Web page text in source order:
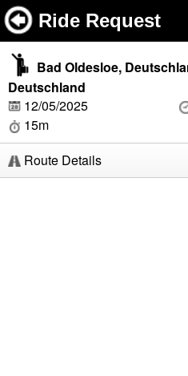
Ride Request
Bad Oldesloe,
Deutschland
12/05/2025
15m
Route Details